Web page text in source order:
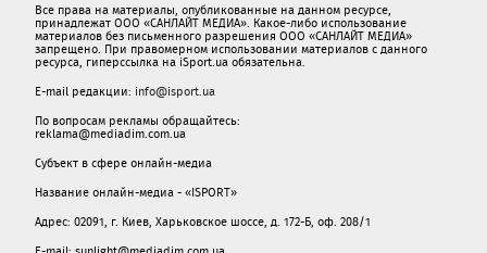
Все права на материалы, опубликованные на данном ресурсе,
принадлежат ООО «САНЛАЙТ МЕДИА». Какое-либо использование
материалов без письменного разрешения ООО «САНЛАЙТ МЕДИА»
запрещено. При правомерном использовании материалов с данного
ресурса, гиперссылка на iSport.ua обязательна.
E-mail редакции: info@isport.ua
По вопросам рекламы обращайтесь:
reklama@mediadim.com.ua
Субъект в сфере онлайн-медиа
Название онлайн-медиа - «ISPORT»
Адрес: 02091, г. Киев, Харьковское шоссе, д. 172-Б, оф. 208/1